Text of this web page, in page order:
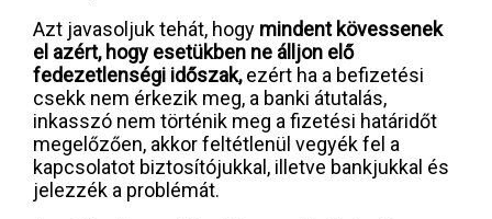
Azt javasoljuk tehát, hogy mindent kövessenek
el azért, hogy esetükben ne álljon elő
fedezetlenségi időszak,ezért ha a befizetési
csekk nem érkezik meg, a banki átutalás,
inkasszó nem történik meg a fizetési határidőt
megelőzően, akkor feltétlenül vegyék fel a
kapcsolatot biztosítójukkal, illetve bankjukkal és
jelezzék a problémát.